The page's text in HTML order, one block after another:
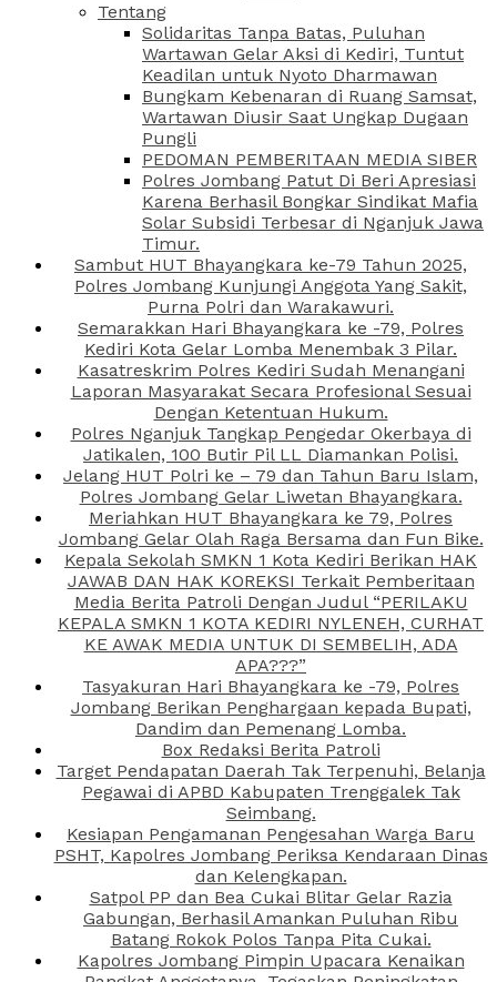
Tentang
Solidaritas Tanpa Batas, Puluhan
Wartawan Gelar Aksi di Kediri, Tuntut
Keadilan untuk Nyoto Dharmawan
Bungkam Kebenaran di Ruang Samsat,
Wartawan Diusir Saat Ungkap Dugaan
Pungli
PEDOMAN PEMBERITAAN MEDIA SIBER
Polres Jombang Patut Di Beri Apresiasi
Karena Berhasil Bongkar Sindikat Mafia
Solar Subsidi Terbesar di Nganjuk Jawa
Timur.
Sambut HUT Bhayangkara ke-79 Tahun 2025,
Polres Jombang Kunjungi Anggota Yang Sakit,
Purna Polri dan Warakawuri.
Semarakkan Hari Bhayangkara ke -79, Polres
Kediri Kota Gelar Lomba Menembak 3 Pilar.
Kasatreskrim Polres Kediri Sudah Menangani
Laporan Masyarakat Secara Profesional Sesuai
Dengan Ketentuan Hukum.
Polres Nganjuk Tangkap Pengedar Okerbaya di
Jatikalen, 100 Butir Pil LL Diamankan Polisi.
Jelang HUT Polri ke – 79 dan Tahun Baru Islam,
Polres Jombang Gelar Liwetan Bhayangkara.
Meriahkan HUT Bhayangkara ke 79, Polres
Jombang Gelar Olah Raga Bersama dan Fun Bike.
Kepala Sekolah SMKN 1 Kota Kediri Berikan HAK
JAWAB DAN HAK KOREKSI Terkait Pemberitaan
Media Berita Patroli Dengan Judul “PERILAKU
KEPALA SMKN 1 KOTA KEDIRI NYLENEH, CURHAT
KE AWAK MEDIA UNTUK DI SEMBELIH, ADA
APA???”
Tasyakuran Hari Bhayangkara ke -79, Polres
Jombang Berikan Penghargaan kepada Bupati,
Dandim dan Pemenang Lomba.
Box Redaksi Berita Patroli
Target Pendapatan Daerah Tak Terpenuhi, Belanja
Pegawai di APBD Kabupaten Trenggalek Tak
Seimbang.
Kesiapan Pengamanan Pengesahan Warga Baru
PSHT, Kapolres Jombang Periksa Kendaraan Dinas
dan Kelengkapan.
Satpol PP dan Bea Cukai Blitar Gelar Razia
Gabungan, Berhasil Amankan Puluhan Ribu
Batang Rokok Polos Tanpa Pita Cukai.
Kapolres Jombang Pimpin Upacara Kenaikan